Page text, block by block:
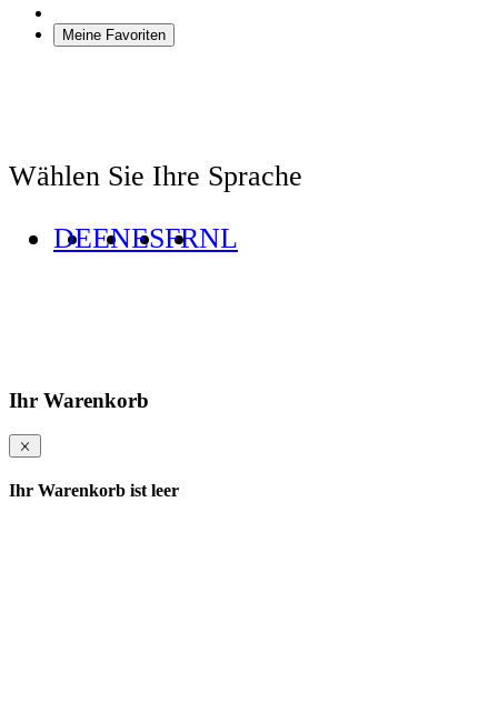
Meine Favoriten
Wählen Sie Ihre Sprache
DEENESFRNL
Ihr Warenkorb
Ihr Warenkorb ist leer